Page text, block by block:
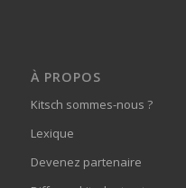
À PROPOS
Kitsch sommes-nous ?
Lexique
Devenez partenaire